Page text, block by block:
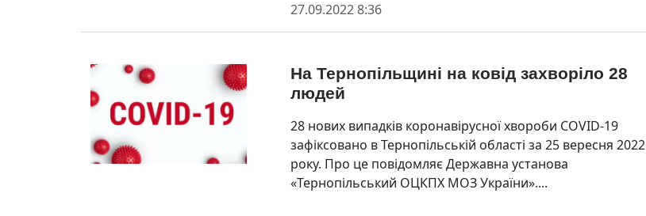
27.09.2022 8:36
На Тернопільщині на ковід захворіло 28
людей
28 нових випадків коронавірусної хвороби COVID-19
зафіксовано в Тернопільській області за 25 вересня 2022
року. Про це повідомляє Державна установа
«Тернопільський ОЦКПХ МОЗ України»....